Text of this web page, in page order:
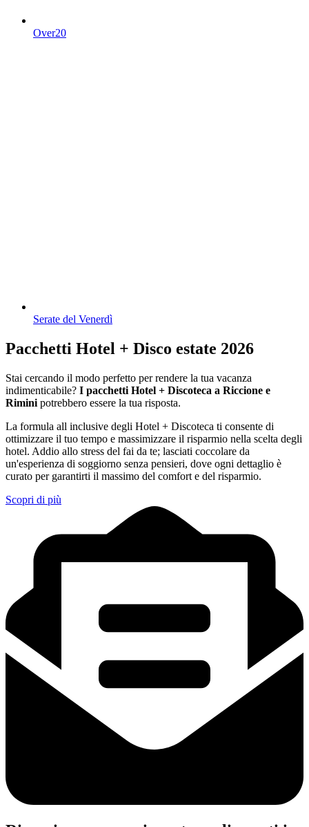
Over20
Serate del Venerdì
Pacchetti Hotel + Disco estate 2026
Stai cercando il modo perfetto per rendere la tua vacanza
indimenticabile? I pacchetti Hotel + Discoteca a Riccione e
Rimini potrebbero essere la tua risposta.
La formula all inclusive degli Hotel + Discoteca ti consente di
ottimizzare il tuo tempo e massimizzare il risparmio nella scelta degli
hotel. Addio allo stress del fai da te; lasciati coccolare da
un'esperienza di soggiorno senza pensieri, dove ogni dettaglio è
curato per garantirti il massimo del comfort e del risparmio.
Scopri di più